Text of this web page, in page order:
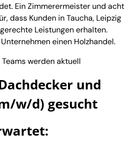
Ein Zimmerermeister und acht
dass Kunden in Taucha, Leipzig
Leistungen erhalten.
einen Holzhandel.
werden aktuell
und
w/d) gesucht